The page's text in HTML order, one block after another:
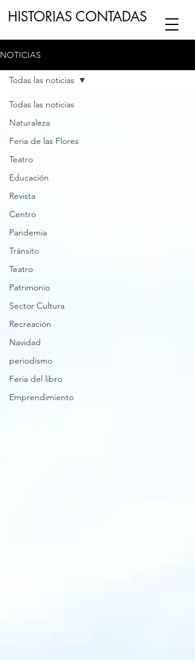
HISTORIAS CONTADAS
NUESTRO CANAL DE
ESCRIBENOS
NOTICIAS
Todas las noticias
Naturaleza
Feria de las Flores
Teatro
Educación
Revista
Centro
Pandemia
Tránsito
Teatro
Patrimonio
Sector Cultura
Recreación
Navidad
periodismo
Feria del libro
Emprendimiento
Todas las noticias